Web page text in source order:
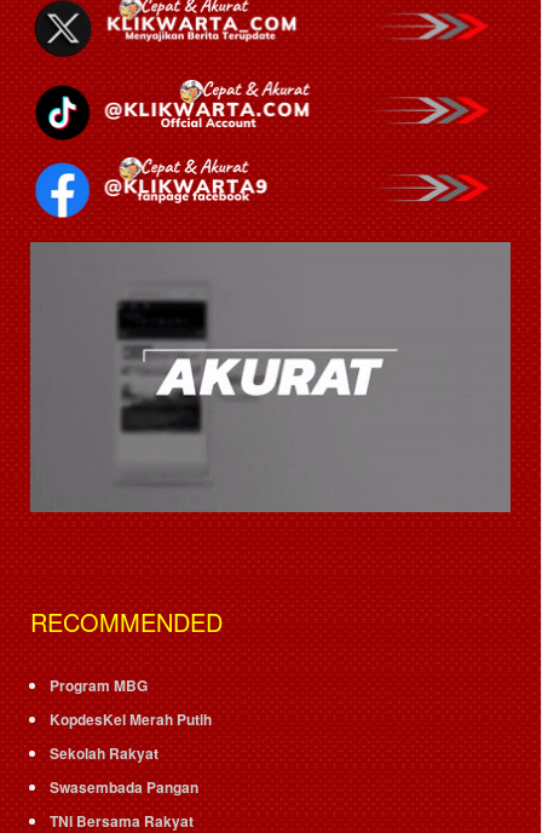
RECOMMENDED
Program MBG
KopdesKel Merah Putih
Sekolah Rakyat
Swasembada Pangan
TNI Bersama Rakyat